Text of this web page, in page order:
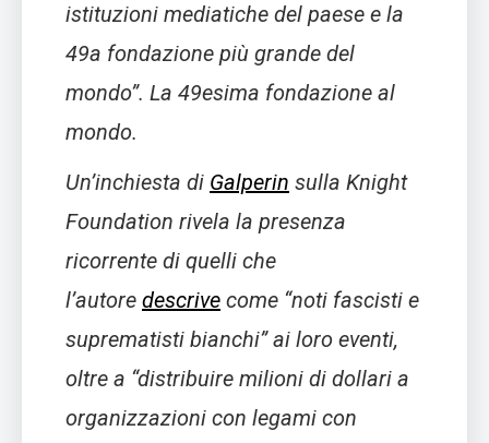
istituzioni mediatiche del paese e la
49a fondazione più grande del
mondo”. La 49esima fondazione al
mondo.
Un’inchiesta di Galperin sulla Knight
Foundation rivela la presenza
ricorrente di quelli che
l’autore descrive come “noti fascisti e
suprematisti bianchi” ai loro eventi,
oltre a “distribuire milioni di dollari a
organizzazioni con legami con